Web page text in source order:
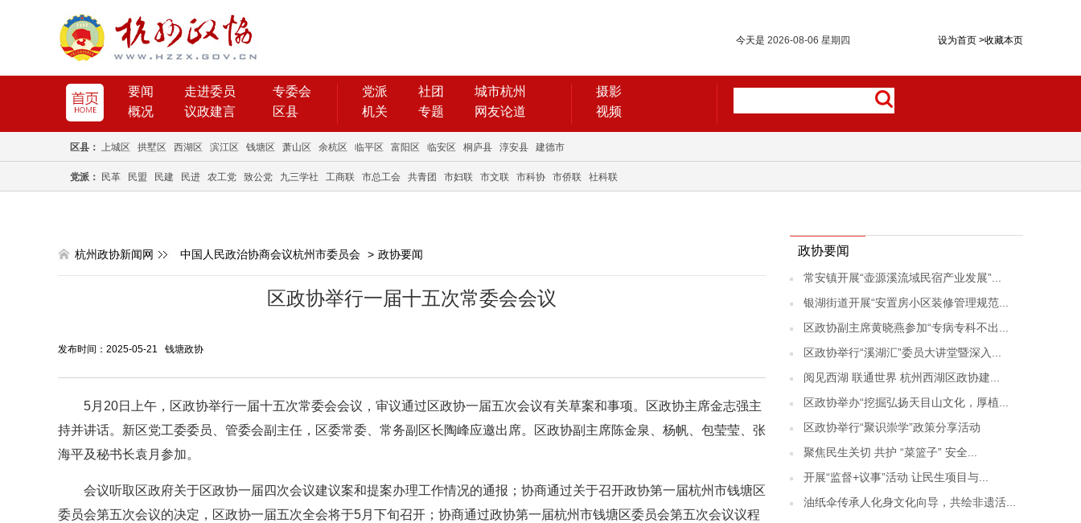
设为首页 >收藏本页
今天是 2026-08-06 星期四
要闻 走进委员
专委会
概况
议政建言 区县
党派 社团
城市杭州
机关
专题 网友论道
摄影
视频
区县： 上城区 拱墅区 西湖区 滨江区 钱塘区 萧山区 余杭区 临平区 富阳区 临安区 桐庐县 淳安县 建德市
党派： 民革 民盟 民建 民进 农工党 致公党 九三学社 工商联 市总工会 共青团 市妇联 市文联 市科协 市侨联 社科联
杭州政协新闻网 中国人民政治协商会议杭州市委员会 > 政协要闻
区政协举行一届十五次常委会会议
发布时间：2025-05-21 钱塘政协
5月20日上午，区政协举行一届十五次常委会会议，审议通过区政协一届五次会议有关草案和事项。区政协主席金志强主
持并讲话。新区党工委委员、管委会副主任，区委常委、常务副区长陶峰应邀出席。区政协副主席陈金泉、杨帆、包莹莹、张
海平及秘书长袁月参加。
会议听取区政府关于区政协一届四次会议建议案和提案办理工作情况的通报；协商通过关于召开政协第一届杭州市钱塘区
委员会第五次会议的决定，区政协一届五次全会将于5月下旬召开；协商通过政协第一届杭州市钱塘区委员会第五次会议议程
政协要闻
常安镇开展“壶源溪流域民宿产业发展”...
银湖街道开展“安置房小区装修管理规范...
区政协副主席黄晓燕参加“专病专科不出...
区政协举行“溪湖汇”委员大讲堂暨深入...
阅见西湖 联通世界 杭州西湖区政协建...
区政协举办“挖掘弘扬天目山文化，厚植...
区政协举行“聚识崇学”政策分享活动
聚焦民生关切 共护 “菜篮子” 安全...
开展“监督+议事”活动 让民生项目与...
油纸伞传承人化身文化向导，共绘非遗活...